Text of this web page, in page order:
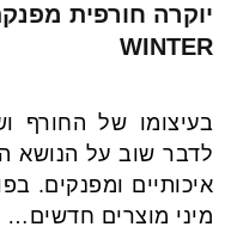
WINTER
בעיצומו של החורף
לדבר שוב על הנושא
איכותיים ומפנקים.
מיני מוצרים חדשים…